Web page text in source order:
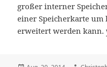
großer interner
einer Speicherkarte um
erweitert werden kann.